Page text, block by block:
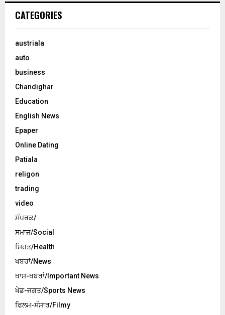
CATEGORIES
austriala
auto
business
Chandighar
Education
English News
Epaper
Online Dating
Patiala
religon
trading
video
ਸੰਪਰਕ/
ਸਮਾਜ/Social
ਸਿਹਤ/Health
ਖਬਰਾਂ/News
ਖਾਸ-ਖਬਰਾਂ/Important News
ਖੇਡ-ਜਗਤ/Sports News
ਫਿਲਮ-ਸੰਸਾਰ/Filmy